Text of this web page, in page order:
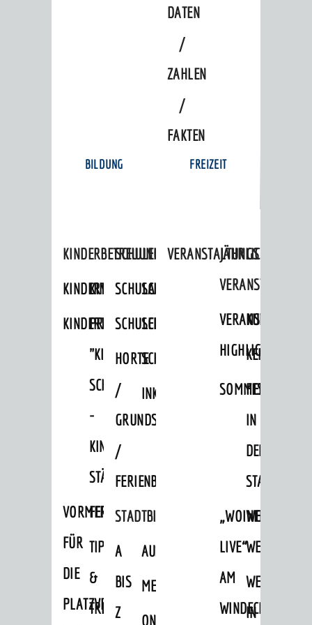
DATEN
/
ZAHLEN
/
FAKTEN
BILDUNG
KINDERBETREUUNG
KINDERTAGESPFLEGE
KINDERKRIPPEN
KINDERTAGESSTÄTTEN
PROJEKT
"KINDER
SCHÜTZEN
-
KINDER
STÄRKEN"
VORMERKVERFAHREN
FÜR
DIE
PLATZVERGABE
FERIENANGEBOTE
TIPPS
&
TREFFS
SCHULEN
SCHULARTEN
SCHULVERWALTUNG
SCHULFERIEN
SCHÜLERBEFÖRDERUNG
HORTE
/
GRUNDSCHULBETREUUNG
/
FERIENBETREUUNG
SCHULSOZIALARBEIT
INKLUSION
STADTBIBLIOTHEK
A
BIS
Z
AUSLEIHE
MEDIENANGEBOTE
ONLINE-
FREIZEIT
VERANSTALTUNGSKALENDER
JÄHRLICHE
HIGHLIGHTS
KERWE
SOMMERTAGSZUG
FESTE
IN
DEN
STADTTEILEN
„WOINEM
LIVE“
AM
WINDECKPLATZ
WEINHEIMER
IN